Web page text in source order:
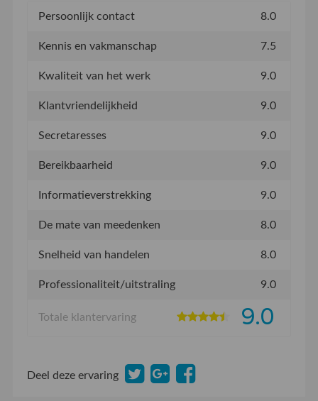
Persoonlijk contact 8.0
Kennis en vakmanschap 7.5
Kwaliteit van het werk 9.0
Klantvriendelijkheid 9.0
Secretaresses 9.0
Bereikbaarheid 9.0
Informatieverstrekking 9.0
De mate van meedenken 8.0
Snelheid van handelen 8.0
Professionaliteit/uitstraling 9.0
Totale klantervaring 9.0
Deel deze ervaring